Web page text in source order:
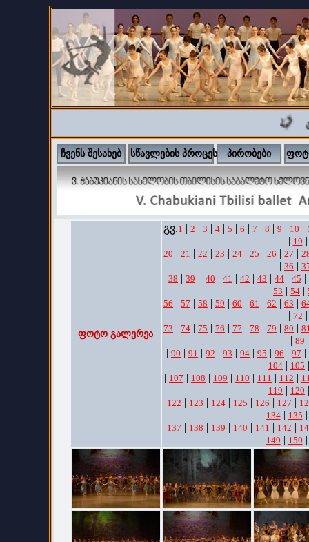
ჩვენს შესახებ სწავლების პროცესი პირობები
ფოტო გალერეა
გვ.1 | 2 | 3 | 4 | 5 | 6 | 7 | 8 | 9 | 10 |
| 19 |
20 | 21 | 22 | 23 | 24 | 25 | 26 | 27 |
| 36 |
38 | 39 | 40 | 41 | 42 | 43 | 44 | 45 |
53 | 54 |
56 | 57 | 58 | 59 | 60 | 61 | 62 | 63 |
| 72 |
73 | 74 | 75 | 76 | 77 | 78 | 79 | 80 |
| 89
| 90 | 91 | 92 | 93 | 94 | 95 | 96 | 97 |
104 | 105
| 107 | 108 | 109 | 110 | 111 | 112 |
119 | 120
122 | 123 | 124| 125 | 126 | 127 |
134| 135
137 | 138 | 139 | 140 | 141 | 142 |
149 | 150